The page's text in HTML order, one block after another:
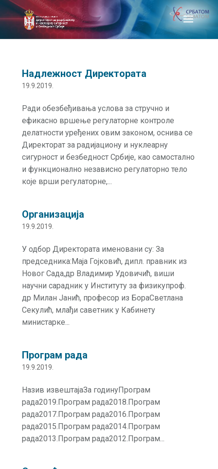
Надлежност Директората
19.9.2019.
Ради обезбеђивања услова за стручно и
ефикасно вршење регулаторне контроле
делатности уређених овим законом, оснива се
Директорат за радијациону и нуклеарну
сигурност и безбедност Србије, као самостално
и функционално независно регулаторно тело
које врши регулаторне,...
Организација
19.9.2019.
У одбор Директората именовани су: За
председника:Маја Гојковић, дипл. правник из
Новог Сада,др Владимир Удовичић, виши
научни сарадник у Институту за физикупроф.
др Милан Јанић, професор из БораСветлана
Секулић, млађи саветник у Кабинету
министарке...
Програм рада
19.9.2019.
Назив извештајаЗа годинуПрограм
рада2019.Програм рада2018.Програм
рада2017.Програм рада2016.Програм
рада2015.Програм рада2014.Програм
рада2013.Програм рада2012.Програм...